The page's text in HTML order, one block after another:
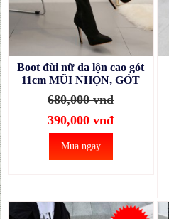
Boot đùi nữ da lộn cao gót
11cm MŨI NHỌN, GÓT
NHỌN GCC0401
680,000 vnđ
390,000 vnđ
Mua ngay